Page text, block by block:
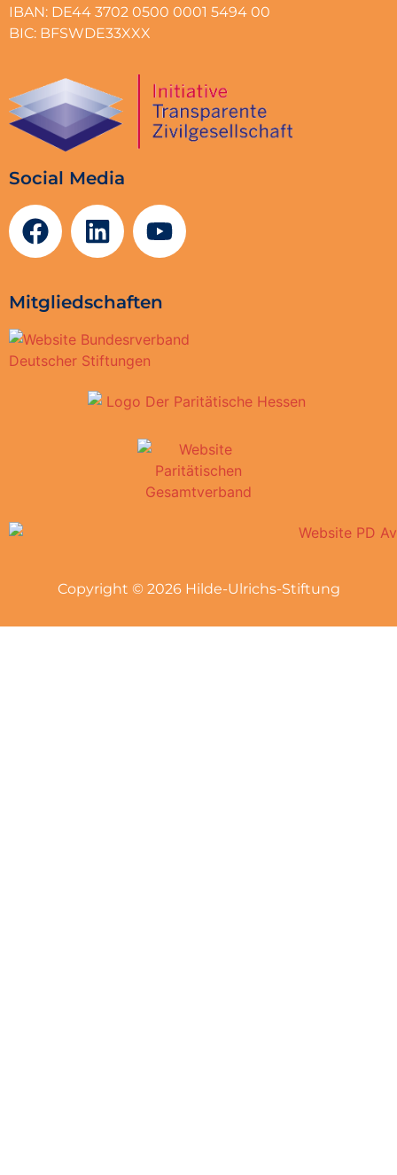
IBAN: DE44 3702 0500 0001 5494 00
BIC: BFSWDE33XXX
Social Media
Mitgliedschaften
Copyright © 2026 Hilde-Ulrichs-Stiftung